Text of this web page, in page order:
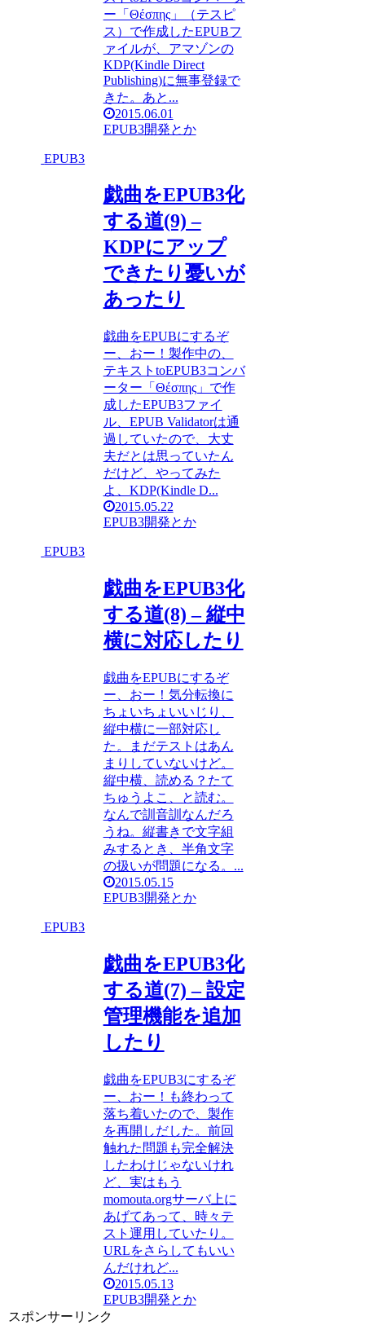
ー「Θέσπης」（テスピ
ス）で作成したEPUBフ
ァイルが、アマゾンの
KDP(Kindle Direct
Publishing)に無事登録で
きた。あと...
2015.06.01
EPUB3開発とか
EPUB3
戯曲をEPUB3化
する道(9) –
KDPにアップ
できたり憂いが
あったり
戯曲をEPUBにするぞ
ー、おー！製作中の、
テキストtoEPUB3コンバ
ーター「Θέσπης」で作
成したEPUB3ファイ
ル、EPUB Validatorは通
過していたので、大丈
夫だとは思っていたん
だけど、やってみた
よ、KDP(Kindle D...
2015.05.22
EPUB3開発とか
EPUB3
戯曲をEPUB3化
する道(8) – 縦中
横に対応したり
戯曲をEPUBにするぞ
ー、おー！気分転換に
ちょいちょいいじり、
縦中横に一部対応し
た。まだテストはあん
まりしていないけど。
縦中横、読める？たて
ちゅうよこ、と読む。
なんで訓音訓なんだろ
うね。縦書きで文字組
みするとき、半角文字
の扱いが問題になる。...
2015.05.15
EPUB3開発とか
EPUB3
戯曲をEPUB3化
する道(7) – 設定
管理機能を追加
したり
戯曲をEPUB3にするぞ
ー、おー！も終わって
落ち着いたので、製作
を再開しだした。前回
触れた問題も完全解決
したわけじゃないけれ
ど、実はもう
momouta.orgサーバ上に
あげてあって、時々テ
スト運用していたり。
URLをさらしてもいい
んだけれど...
2015.05.13
EPUB3開発とか
スポンサーリンク